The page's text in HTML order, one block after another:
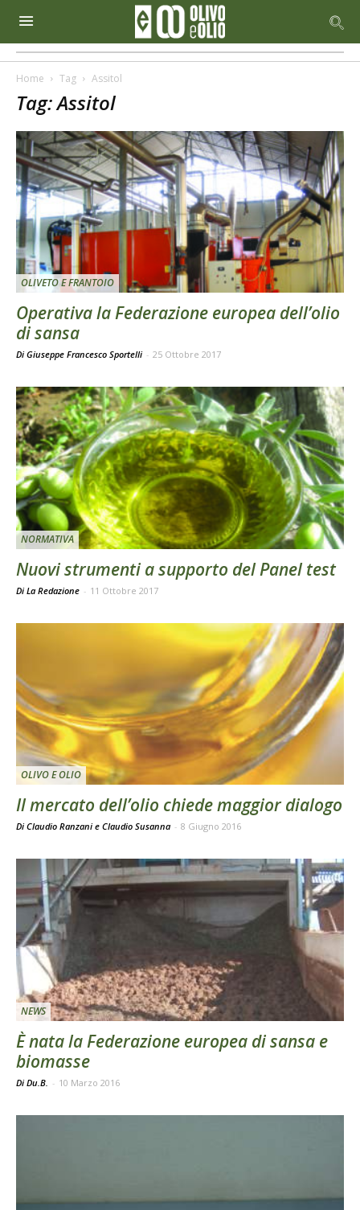
Home Tag Assitol
Tag: Assitol
OLIVETO E FRANTOIO
Operativa la Federazione europea dell’olio
di sansa
Di Giuseppe Francesco Sportelli - 25 Ottobre 2017
NORMATIVA
Nuovi strumenti a supporto del Panel test
Di La Redazione - 11 Ottobre 2017
OLIVO E OLIO
Il mercato dell’olio chiede maggior dialogo
Di Claudio Ranzani e Claudio Susanna - 8 Giugno 2016
NEWS
È nata la Federazione europea di sansa e
biomasse
Di Du.B. - 10 Marzo 2016